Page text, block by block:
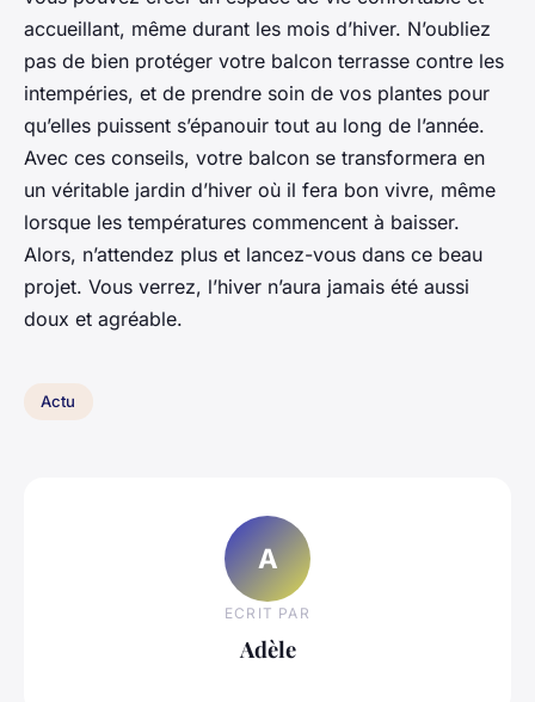
accueillant, même durant les mois d’hiver. N’oubliez
pas de bien protéger votre balcon terrasse contre les
intempéries, et de prendre soin de vos plantes pour
qu’elles puissent s’épanouir tout au long de l’année.
Avec ces conseils, votre balcon se transformera en
un véritable jardin d’hiver où il fera bon vivre, même
lorsque les températures commencent à baisser.
Alors, n’attendez plus et lancez-vous dans ce beau
projet. Vous verrez, l’hiver n’aura jamais été aussi
doux et agréable.
Actu
A
ECRIT PAR
Adèle